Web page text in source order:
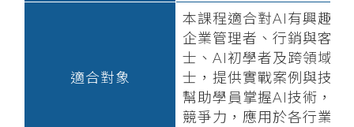
適合對象
本課程適合對AI有興趣的
企業管理者、行銷與客服
士、AI初學者及跨領域專
士，提供實戰案例與技能
幫助學員掌握AI技術，提
競爭力，應用於各行業及